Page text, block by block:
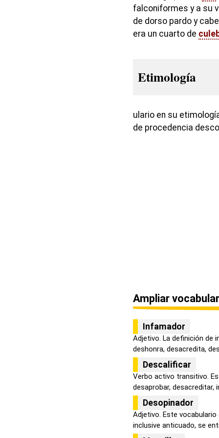
falconiformes y a su
de dorso pardo y
era un cuarto de
Etimología
ulario en su
de procedencia
Ampliar
Infamador
Adjetivo. La definición de
deshonra, desacredita,
Descalificar
Verbo activo transitivo.
desaprobar, desacreditar,
Desopinador
Adjetivo. Este
inclusive anticuado, se